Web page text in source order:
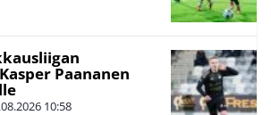
Paananen
10:58